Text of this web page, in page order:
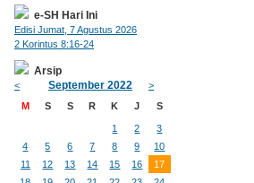
e-SH Hari Ini
Edisi Jumat, 7 Agustus 2026
2 Korintus 8:16-24
Arsip
< September 2022
>
M
S S R K J S
1 2
3
4
5 6 7 8 9
10
11
12 13 14 15 16
17